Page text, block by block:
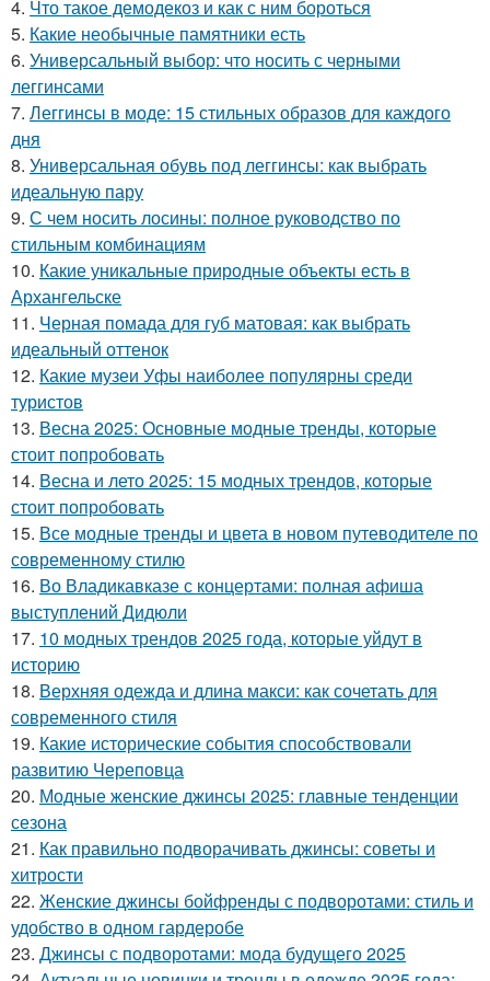
4. Что такое демодекоз и как с ним бороться
5. Какие необычные памятники есть
6. Универсальный выбор: что носить с черными
леггинсами
7. Леггинсы в моде: 15 стильных образов для каждого
дня
8. Универсальная обувь под леггинсы: как выбрать
идеальную пару
9. С чем носить лосины: полное руководство по
стильным комбинациям
10. Какие уникальные природные объекты есть в
Архангельске
11. Черная помада для губ матовая: как выбрать
идеальный оттенок
12. Какие музеи Уфы наиболее популярны среди
туристов
13. Весна 2025: Основные модные тренды, которые
стоит попробовать
14. Весна и лето 2025: 15 модных трендов, которые
стоит попробовать
15. Все модные тренды и цвета в новом путеводителе по
современному стилю
16. Во Владикавказе с концертами: полная афиша
выступлений Дидюли
17. 10 модных трендов 2025 года, которые уйдут в
историю
18. Верхняя одежда и длина макси: как сочетать для
современного стиля
19. Какие исторические события способствовали
развитию Череповца
20. Модные женские джинсы 2025: главные тенденции
сезона
21. Как правильно подворачивать джинсы: советы и
хитрости
22. Женские джинсы бойфренды с подворотами: стиль и
удобство в одном гардеробе
23. Джинсы с подворотами: мода будущего 2025